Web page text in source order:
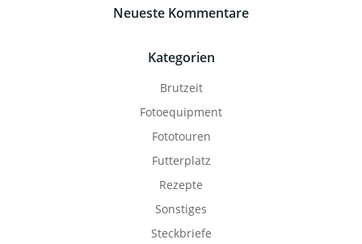
Neueste Kommentare
Kategorien
Brutzeit
Fotoequipment
Fototouren
Futterplatz
Rezepte
Sonstiges
Steckbriefe